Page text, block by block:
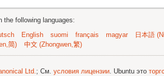
the following languages:
English suomi français magyar 日本語
简) 中文 (Zhongwen,繁)
Ltd.; См. условия лицензии. Ubuntu это